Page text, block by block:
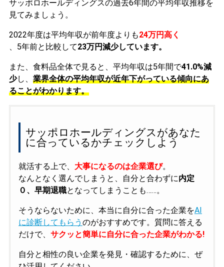
サッポロホールディングスの過去6年間の平均年収推移を
見てみましょう。
2022年度は平均年収が前年度よりも24万円高く
、5年前と比較して23万円減少しています。
また、食料品全体で見ると、平均年収は5年間で41.0%減
少し、 業界全体の平均年収が近年下がっている傾向にあ
ることがわかります。
サッポロホールディングスがあなた
に合っているかチェックしよう
就活する上で、 大事になるのは企業選び。
なんとなく選んでしまうと、自分と合わずに内定
０、早期退職となってしまうことも……。
そうならないために、本当に自分に合った企業をAI
に診断してもらう のがおすすめです。質問に答える
だけで、 サクッと簡単に自分に合った企業がわかる!
自分と相性の良い企業を発見・確認するために、ぜ